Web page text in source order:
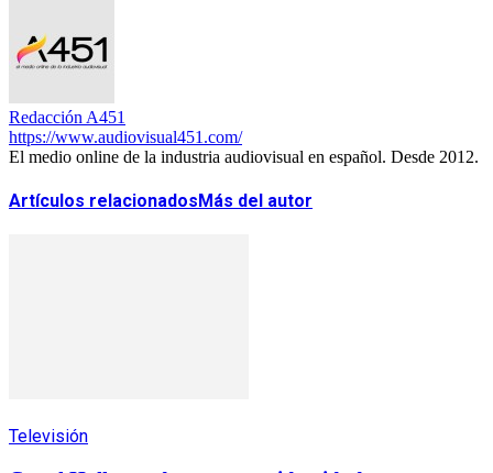
Redacción A451
https://www.audiovisual451.com/
El medio online de la industria audiovisual en español. Desde 2012.
Artículos relacionadosMás del autor
Televisión